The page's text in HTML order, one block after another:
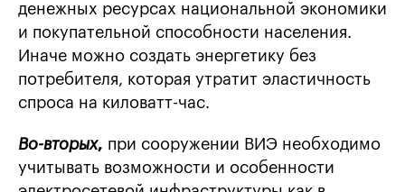
денежных ресурсах национальной экономики
и покупательной способности населения.
Иначе можно создать энергетику без
потребителя, которая утратит эластичность
спроса на киловатт-час.
Во-вторых, при сооружении ВИЭ необходимо
учитывать возможности и особенности